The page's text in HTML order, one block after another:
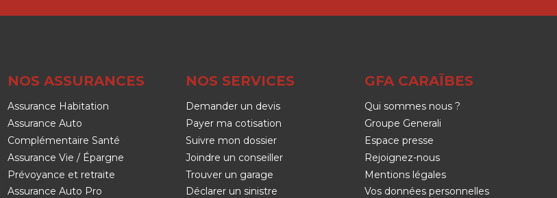
NOS ASSURANCES
Assurance Habitation
Assurance Auto
Complémentaire Santé
Assurance Vie / Épargne
Prévoyance et retraite
Assurance Auto Pro
NOS SERVICES
Demander un devis
Payer ma cotisation
Suivre mon dossier
Joindre un conseiller
Trouver un garage
Déclarer un sinistre
GFA CARAÏBES
Qui sommes nous ?
Groupe Generali
Espace presse
Rejoignez-nous
Mentions légales
Vos données personnelles